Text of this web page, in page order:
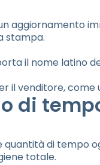
aggiornamento
stampa.
il nome latino
il venditore,
di
di tempo
totale.